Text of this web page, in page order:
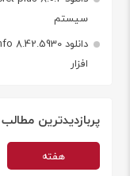
سیستم
افزار
پربازدیدترین مطالب
هفته